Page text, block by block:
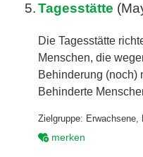
5. Tagesstätte
Die Tagesstätte
Menschen, die
Behinderung (noch)
Behinderte
Zielgruppe: Erwachsene,
merken